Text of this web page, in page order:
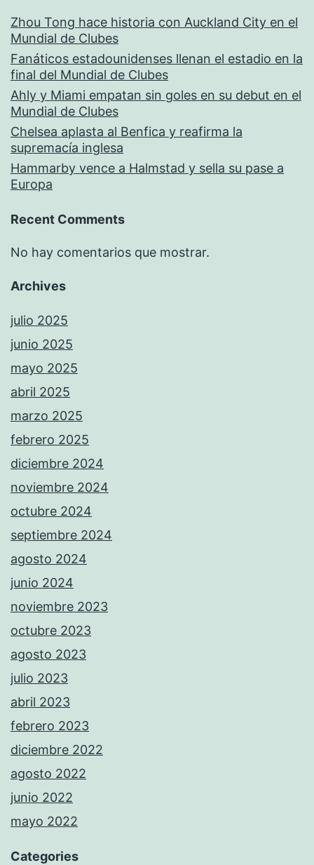
Zhou Tong hace historia con Auckland City en el
Mundial de Clubes
Fanáticos estadounidenses llenan el estadio en la
final del Mundial de Clubes
Ahly y Miami empatan sin goles en su debut en el
Mundial de Clubes
Chelsea aplasta al Benfica y reafirma la
supremacía inglesa
Hammarby vence a Halmstad y sella su pase a
Europa
Recent Comments
No hay comentarios que mostrar.
Archives
julio 2025
junio 2025
mayo 2025
abril 2025
marzo 2025
febrero 2025
diciembre 2024
noviembre 2024
octubre 2024
septiembre 2024
agosto 2024
junio 2024
noviembre 2023
octubre 2023
agosto 2023
julio 2023
abril 2023
febrero 2023
diciembre 2022
agosto 2022
junio 2022
mayo 2022
Categories